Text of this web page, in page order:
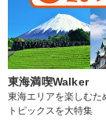
東海満喫Walker
東海エリアを楽しむた
トピックスを大特集